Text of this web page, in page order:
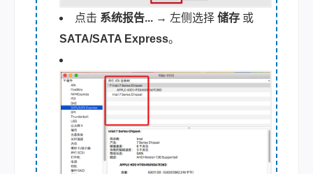
点击 系统报告... → 左侧选择 储存 或
SATA/SATA Express。